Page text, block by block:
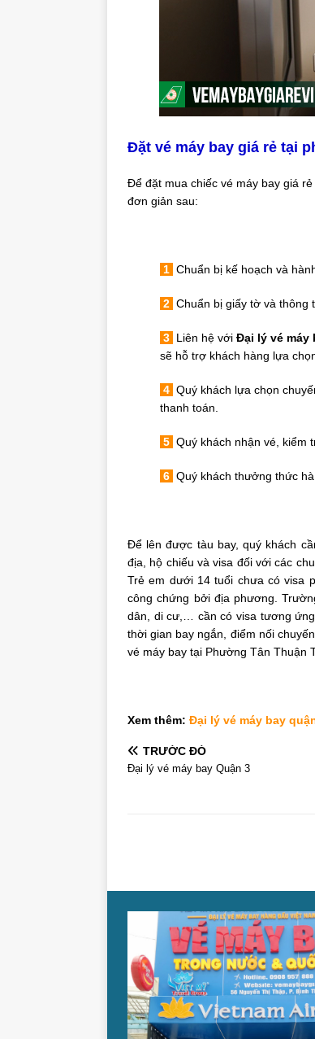
Đặt vé máy bay giá rẻ tại
Để đặt mua chiếc vé máy bay giá
đơn giản sau:
1 Chuẩn bị kế hoạch và
2 Chuẩn bị giấy tờ và thông
3 Liên hệ với Đại lý vé máy
sẽ hỗ trợ khách hàng lựa
4 Quý khách lựa chọn
thanh toán.
5 Quý khách nhận vé, kiểm
6 Quý khách thưởng thức
Để lên được tàu bay, quý khách
địa, hộ chiếu và visa đối với các
Trẻ em dưới 14 tuổi chưa có visa
công chứng bởi địa phương.
dân, di cư,… cần có visa tương
thời gian bay ngắn, điểm nối
vé máy bay tại Phường Tân Thuận
Xem thêm: Đại lý vé máy bay
TRƯỚC ĐÓ
Đại lý vé máy bay Quận 3